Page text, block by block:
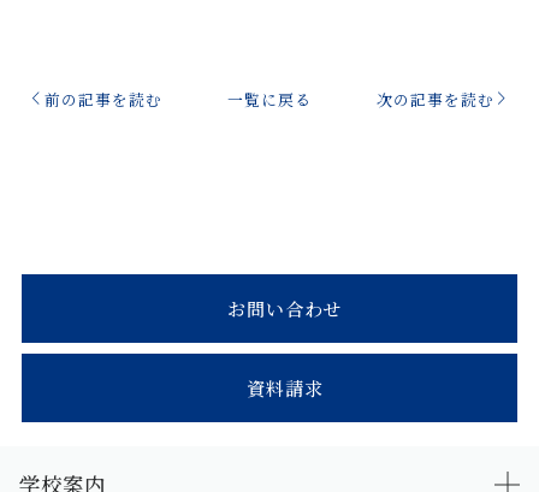
前の記事を読む 一覧に戻る 次の記事を読む
お問い合わせ
資料請求
学校案内